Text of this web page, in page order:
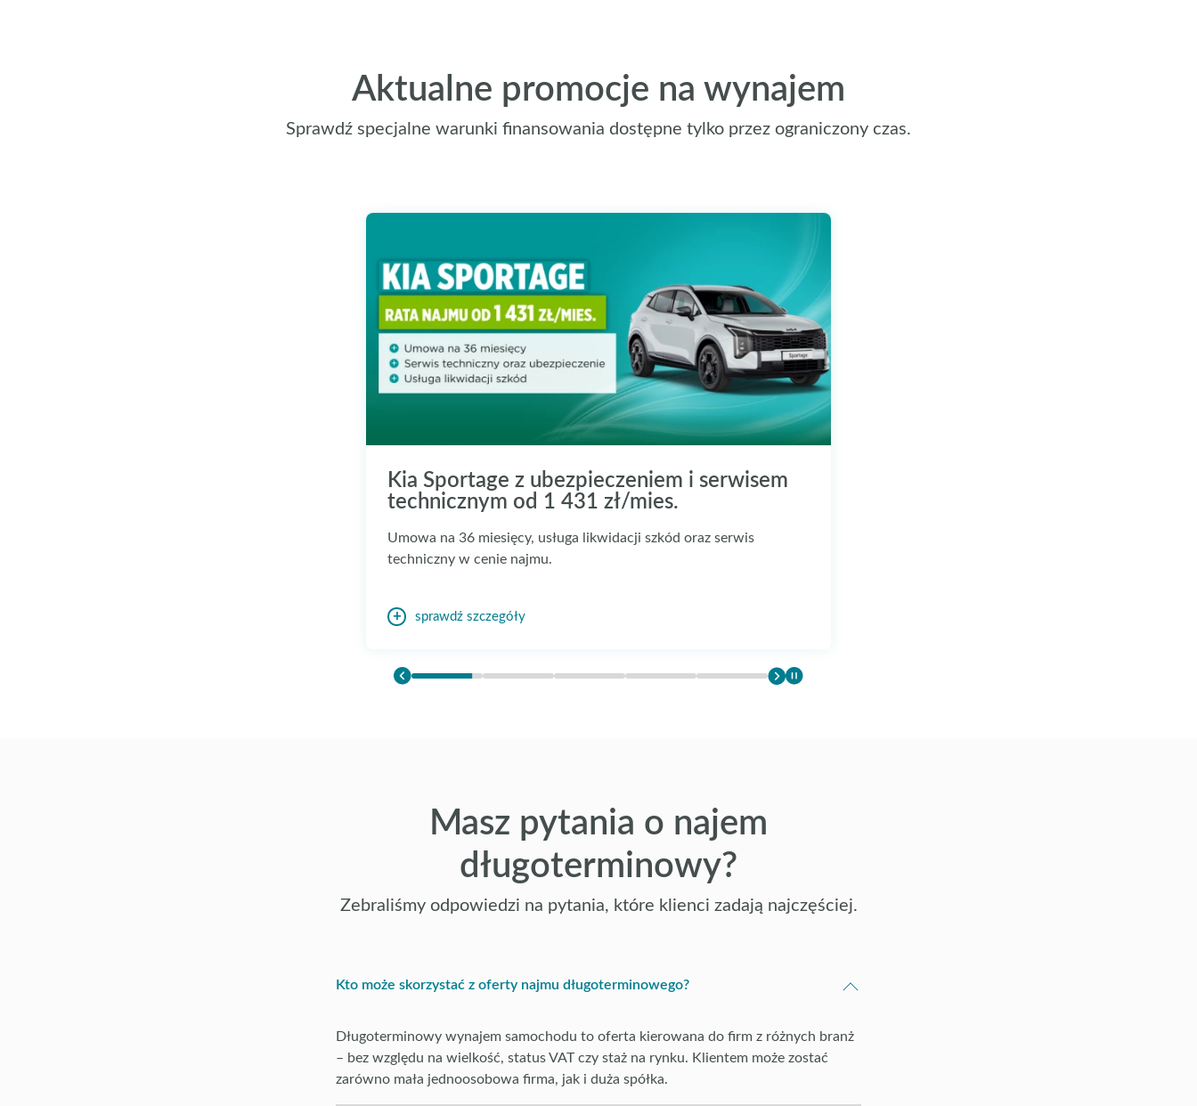
Aktualne promocje na wynajem
Sprawdź specjalne warunki finansowania dostępne tylko przez ograniczony czas.
Kia Sportage z ubezpieczeniem i serwisem
technicznym od 1 431 zł/mies.
Umowa na 36 miesięcy, usługa likwidacji szkód oraz serwis
techniczny w cenie najmu.
sprawdź szczegóły
Masz pytania o najem
długoterminowy?
Zebraliśmy odpowiedzi na pytania, które klienci zadają najczęściej.
Kto może skorzystać z oferty najmu długoterminowego?
Długoterminowy wynajem samochodu to oferta kierowana do firm z różnych branż
– bez względu na wielkość, status VAT czy staż na rynku. Klientem może zostać
zarówno mała jednoosobowa firma, jak i duża spółka.